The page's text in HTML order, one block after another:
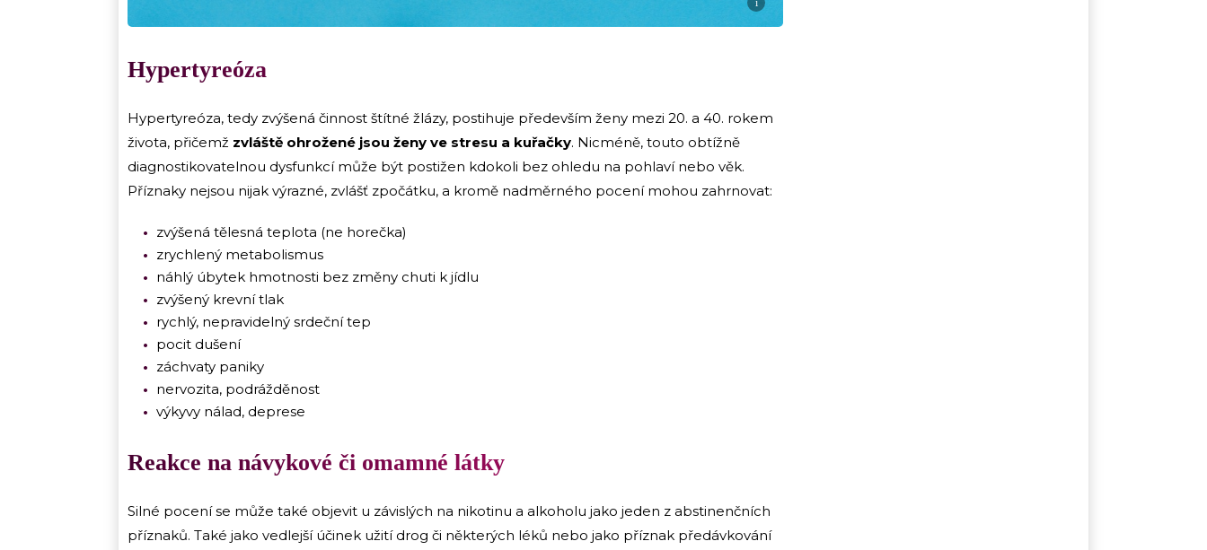
i
Hypertyreóza
Hypertyreóza, tedy zvýšená činnost štítné žlázy, postihuje především ženy mezi 20. a 40. rokem
života, přičemž zvláště ohrožené jsou ženy ve stresu a kuřačky. Nicméně, touto obtížně
diagnostikovatelnou dysfunkcí může být postižen kdokoli bez ohledu na pohlaví nebo věk.
Příznaky nejsou nijak výrazné, zvlášť zpočátku, a kromě nadměrného pocení mohou zahrnovat:
zvýšená tělesná teplota (ne horečka)
zrychlený metabolismus
náhlý úbytek hmotnosti bez změny chuti k jídlu
zvýšený krevní tlak
rychlý, nepravidelný srdeční tep
pocit dušení
záchvaty paniky
nervozita, podrážděnost
výkyvy nálad, deprese
Reakce na návykové či omamné látky
Silné pocení se může také objevit u závislých na nikotinu a alkoholu jako jeden z abstinenčních
příznaků. Také jako vedlejší účinek užití drog či některých léků nebo jako příznak předávkování